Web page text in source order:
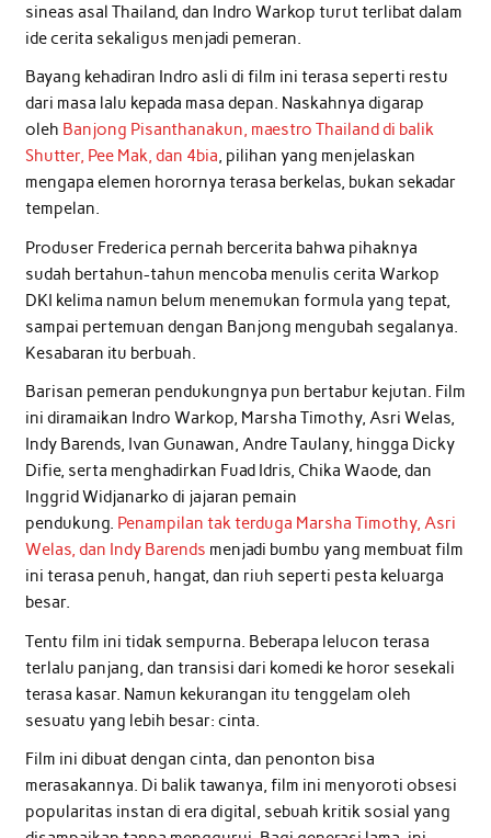
sineas asal Thailand, dan Indro Warkop turut terlibat dalam
ide cerita sekaligus menjadi pemeran.
Bayang kehadiran Indro asli di film ini terasa seperti restu
dari masa lalu kepada masa depan. Naskahnya digarap
oleh Banjong Pisanthanakun, maestro Thailand di balik
Shutter, Pee Mak, dan 4bia, pilihan yang menjelaskan
mengapa elemen horornya terasa berkelas, bukan sekadar
tempelan.
Produser Frederica pernah bercerita bahwa pihaknya
sudah bertahun-tahun mencoba menulis cerita Warkop
DKI kelima namun belum menemukan formula yang tepat,
sampai pertemuan dengan Banjong mengubah segalanya.
Kesabaran itu berbuah.
Barisan pemeran pendukungnya pun bertabur kejutan. Film
ini diramaikan Indro Warkop, Marsha Timothy, Asri Welas,
Indy Barends, Ivan Gunawan, Andre Taulany, hingga Dicky
Difie, serta menghadirkan Fuad Idris, Chika Waode, dan
Inggrid Widjanarko di jajaran pemain
pendukung. Penampilan tak terduga Marsha Timothy, Asri
Welas, dan Indy Barends menjadi bumbu yang membuat film
ini terasa penuh, hangat, dan riuh seperti pesta keluarga
besar.
Tentu film ini tidak sempurna. Beberapa lelucon terasa
terlalu panjang, dan transisi dari komedi ke horor sesekali
terasa kasar. Namun kekurangan itu tenggelam oleh
sesuatu yang lebih besar: cinta.
Film ini dibuat dengan cinta, dan penonton bisa
merasakannya. Di balik tawanya, film ini menyoroti obsesi
popularitas instan di era digital, sebuah kritik sosial yang